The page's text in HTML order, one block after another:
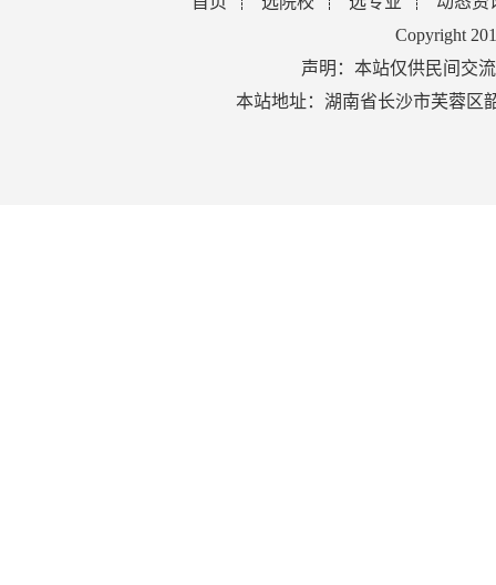
Copyright
声明：本站仅供民间交
本站地址：湖南省长沙市芙蓉区